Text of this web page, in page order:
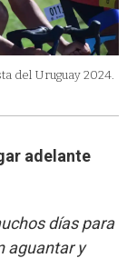
del Uruguay 2024.
adelante
días para
aguantar y